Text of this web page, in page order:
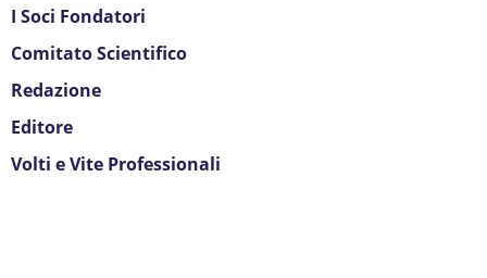
I Soci Fondatori
Comitato Scientifico
Redazione
Editore
Volti e Vite Professionali